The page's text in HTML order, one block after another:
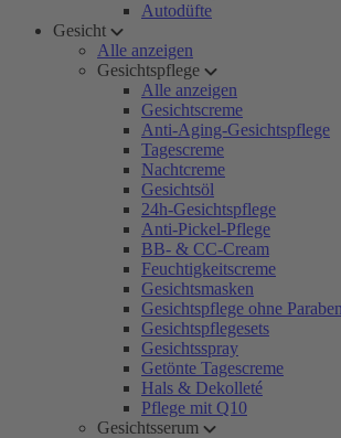
Autodüfte
Gesicht
Alle anzeigen
Gesichtspflege
Alle anzeigen
Gesichtscreme
Anti-Aging-Gesichtspflege
Tagescreme
Nachtcreme
Gesichtsöl
24h-Gesichtspflege
Anti-Pickel-Pflege
BB- & CC-Cream
Feuchtigkeitscreme
Gesichtsmasken
Gesichtspflege ohne
Gesichtspflegesets
Gesichtsspray
Getönte Tagescreme
Hals & Dekolleté
Pflege mit Q10
Gesichtsserum